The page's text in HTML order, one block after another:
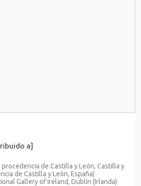
a]
procedencia de Castilla y León, Castilla y
de Castilla y León, España)
Gallery of Ireland, Dublín (Irlanda)